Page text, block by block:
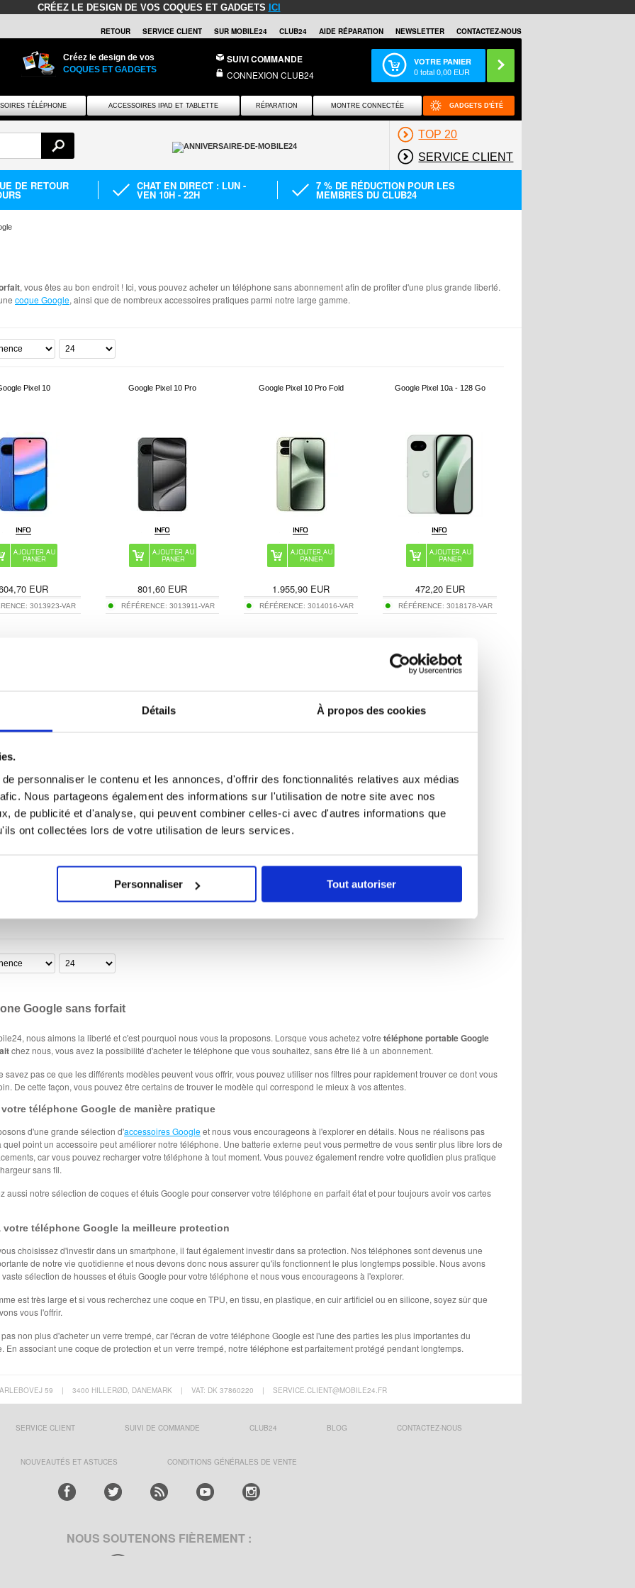
Détails À propos des cookies
personnaliser le contenu et les annonces, d'offrir des fonctionnalités relatives aux médias
Nous partageons également des informations sur l'utilisation de notre site avec nos
de publicité et d'analyse, qui peuvent combiner celles-ci avec d'autres informations que
ont collectées lors de votre utilisation de leurs services.
Personnaliser Tout autoriser
CRÉEZ LE DESIGN DE VOS COQUES ET GADGETS ICI
RETOUR SERVICE CLIENT SUR MOBILE24 CLUB24 AIDE RÉPARATION NEWSLETTER CONTACTEZ-NOUS
Créez le design de vos
COQUES ET GADGETS
SUIVI COMMANDE
CONNEXION CLUB24
VOTRE PANIER
0total0,00 EUR
TÉLÉPHONE ACCESSOIRES IPAD ET TABLETTE RÉPARATION MONTRE CONNECTÉE GADGETS D'ÉTÉ
TOP 20
SERVICE CLIENT
DE RETOUR CHAT EN DIRECT : LUN -
VEN 10H - 22H
7 % DE RÉDUCTION POUR LES
MEMBRES DU CLUB24
, vous êtes au bon endroit ! Ici, vous pouvez acheter un téléphone sans abonnement afin de profiter d'une plus grande liberté.
coque Google, ainsi que de nombreux accessoires pratiques parmi notre large gamme.
Pixel 10
EUR
3013923-VAR
Google Pixel 10 Pro
801,60 EUR
RÉFÉRENCE: 3013911-VAR
Google Pixel 10 Pro Fold
1.955,90 EUR
RÉFÉRENCE: 3014016-VAR
Google Pixel 10a - 128 Go
472,20EUR
RÉFÉRENCE: 3018178-VAR
452,90EUR
RÉFÉRENCE:3012567-VAR
Google sans forfait
nous aimons la liberté et c'est pourquoi nous vous la proposons. Lorsque vous achetez votre téléphone portable Google
chez nous, vous avez la possibilité d'acheter le téléphone que vous souhaitez, sans être lié à un abonnement.
savez pas ce que les différents modèles peuvent vous offrir, vous pouvez utiliser nos filtres pour rapidement trouver ce dont vous
De cette façon, vous pouvez être certains de trouver le modèle qui correspond le mieux à vos attentes.
téléphone Google de manière pratique
d'une grande sélection d'accessoires Googleet nous vous encourageons à l'explorer en détails. Nous ne réalisons pas
quel point un accessoire peut améliorer notre téléphone. Une batterie externe peut vous permettre de vous sentir plus libre lors de
car vous pouvez recharger votre téléphone à tout moment. Vous pouvez également rendre votre quotidien plus pratique
sans fil.
aussi notre sélection de coques et étuis Google pour conserver votre téléphone en parfait état et pour toujours avoir vos cartes
votre téléphone Google la meilleure protection
choisissez d'investir dans un smartphone, il faut également investir dans sa protection. Nos téléphones sont devenus une
de notre vie quotidienne et nous devons donc nous assurer qu'ils fonctionnent le plus longtemps possible. Nous avons
sélection de housses et étuis Google pour votre téléphone et nous vous encourageons à l'explorer.
est très large et si vous recherchez une coque en TPU, en tissu, en plastique, en cuir artificiel ou en silicone, soyez sûr que
vous l'offrir.
non plus d'acheter un verre trempé, car l'écran de votre téléphone Google est l'une des parties les plus importantes du
En associant une coque de protection et un verre trempé, notre téléphone est parfaitement protégé pendant longtemps.
59 | 3400 HILLERØD, DANEMARK | VAT: DK 37860220 | SERVICE.CLIENT@MOBILE24.FR
SERVICE CLIENT SUIVI DE COMMANDE CLUB24 BLOG CONTACTEZ-NOUS
NOUVEAUTÉS ET ASTUCES CONDITIONS GÉNÉRALES DE VENTE
NOUS SOUTENONS FIÈREMENT :